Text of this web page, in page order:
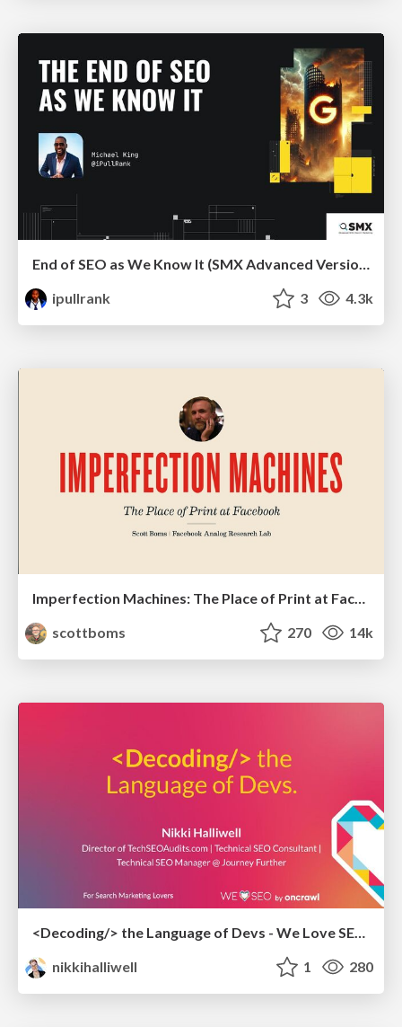
ipullrank
3 4.3k
Imperfection Machines: The Place of Print at Facebook
scottboms
270 14k
<Decoding/> the Language of Devs - We Love SEO 2024
nikkihalliwell
1 280